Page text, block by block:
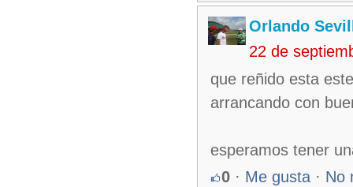
Orlando
22 de
que reñido esta
arrancando con
esperamos tener
0 · Me gusta · No